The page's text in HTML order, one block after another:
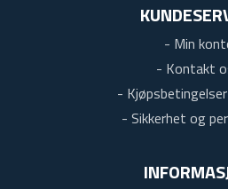
- Min
- Kontakt
-
- Sikkerhet og